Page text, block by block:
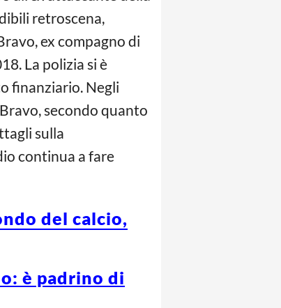
retroscena,
ex compagno di
La polizia si è
finanziario. Negli
secondo quanto
sulla
continua a fare
del calcio,
è padrino di